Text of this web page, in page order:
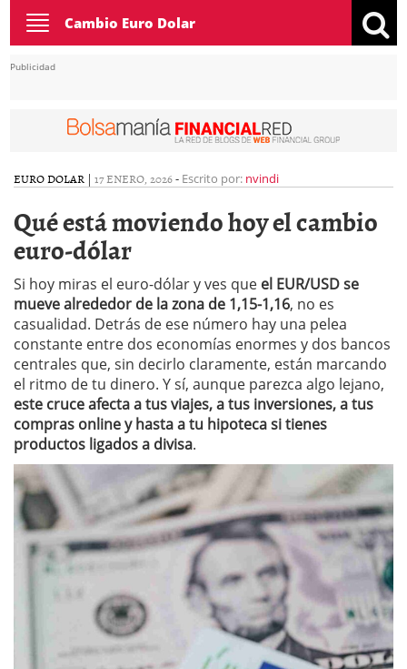
Toggle
navigation
Cambio Euro Dolar
Publicidad
EURO DOLAR | 17 ENERO, 2026- Escrito por: nvindi
Qué está moviendo hoy el cambio
euro-dólar
Si hoy miras el euro-dólar y ves que el EUR/USD se
mueve alrededor de la zona de 1,15-1,16, no es
casualidad. Detrás de ese número hay una pelea
constante entre dos economías enormes y dos bancos
centrales que, sin decirlo claramente, están marcando
el ritmo de tu dinero. Y sí, aunque parezca algo lejano,
este cruce afecta a tus viajes, a tus inversiones, a tus
compras online y hasta a tu hipoteca si tienes
productos ligados a divisa.